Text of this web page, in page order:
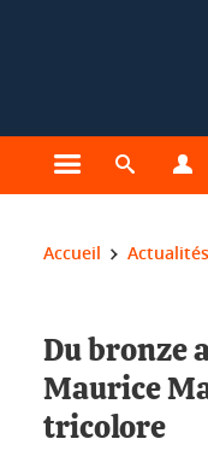
Ouvrir le menu
Ouvrir le
Vous êtes ici :
Accueil Actualités
Du bronze
Maurice
tricolore